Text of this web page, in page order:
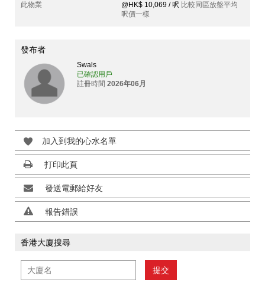
此物業
@HK$ 10,069 / 呎 比較同區放盤平均
呎價一樣
發布者
Swals
已確認用戶
註冊時間 2026年06月
加入到我的心水名單
打印此頁
發送電郵給好友
報告錯誤
香港大廈搜尋
提交